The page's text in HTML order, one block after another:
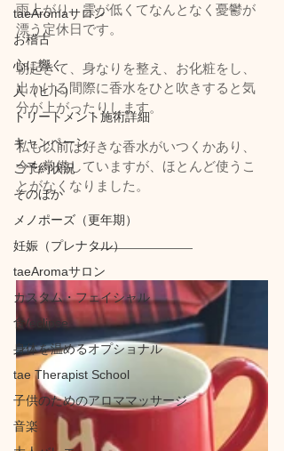
taeAromaサロン
お稽古
心に響く
人（ヒト）
トリートメント施術詳細
キャンペーン
ご予約状況
そのほか
メノポーズ（更年期）
妊娠（プレナタル）
taeAromaサロン
カスタム・フェイシャル
食/eclipse
身体を温めるオプショナル
tae Therapist School
子供のためのアロママッサージ
音楽
雨上がり、雲が低くてなんとなく憂鬱が
漂う定休日です。
朝起きて、身なりを整え、お化粧をし、
出かける間際に香水をひと吹きすると気
分が上がったりします。
私も以前は好きな香水がいつくかあり、
今も常備していますが、ほとんど使うこ
とがなくなりました。